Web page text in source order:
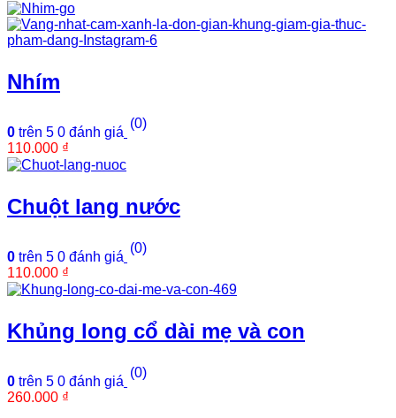
Nhím
0 trên 5 0 đánh giá
(0)
110.000 ₫
Chuột lang nước
0 trên 5 0 đánh giá
(0)
110.000 ₫
Khủng long cổ dài mẹ và con
0 trên 5 0 đánh giá
(0)
260.000 ₫